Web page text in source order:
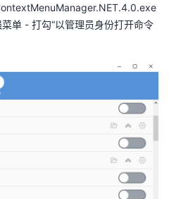
单 - 打勾“以管理员身份打开命令